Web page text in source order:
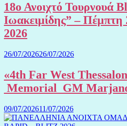
18ο Ανοιχτό Τουρνουά
Ιωακειμίδης” – Πέμπτη
2026
26/07/202626/07/2026
«4th Far West
Memorial GM
09/07/202611/07/2026